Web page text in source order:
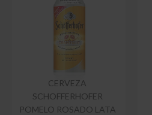
CERVEZA
SCHOFFERHOFER
POMELO ROSADO LATA